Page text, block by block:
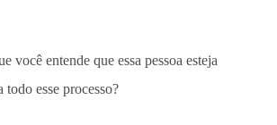
você entende que essa pessoa esteja
esse processo?